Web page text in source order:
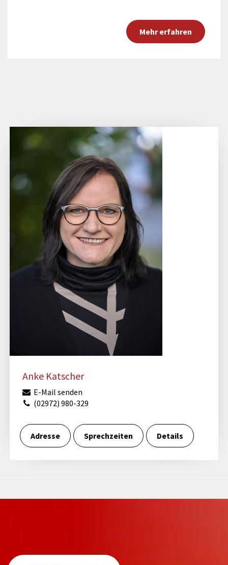
Mehr erfahren
Anke Katscher
E-Mail senden
(02972) 980-329
Adresse Sprechzeiten Details